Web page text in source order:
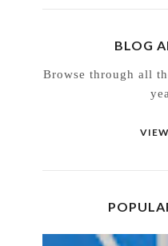
BLOG
Browse through all